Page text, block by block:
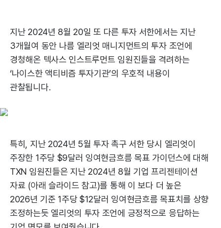
지난 2024년 8월 20일 또 다른 투자 서한에서는 지난
3개월여 동안 나름 엘리엇 매니지먼트의 투자 조언에
경청해온 텍사스 인스트루먼트 임원진들을 격려하는
‘나이스한 액티비즘 투자기관’의 우호적 내용이
관찰됩니다.
특히, 지난 2024년 5월 투자 촉구 서한 당시 엘리엇이
주장한 1주당 $9달러 잉여현금흐름 목표 가이던스에 대해
TXN 임원진들은 지난 2024년 8월 기업 프리젠테이션
자료 (아래 슬라이드 참고)를 통해 이 보다 더 높은
2026년 기준 1주당 $12달러 잉여현금흐름 목표치를 상향
조정하는듯 엘리엇의 투자 조언에 긍정적으로 응답하는